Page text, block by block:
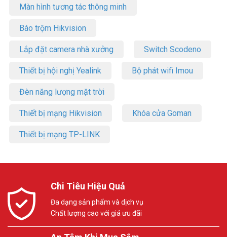
Màn hình tương tác thông minh
Báo trộm Hikvision
Lắp đặt camera nhà xưởng Switch Scodeno
Thiết bị hội nghị Yealink Bộ phát wifi Imou
Đèn năng lượng mặt trời
Thiết bị mạng Hikvision Khóa cửa Goman
Thiết bị mạng TP-LINK
Chi Tiêu Hiệu Quả
Đa dạng sản phẩm và dịch vụ
Chất lượng cao với giá ưu đãi